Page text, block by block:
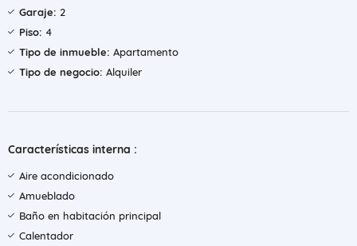
Garaje: 2
Piso: 4
Tipo de inmueble: Apartamento
Tipo de negocio: Alquiler
Características interna :
Aire acondicionado
Amueblado
Baño en habitación principal
Calentador